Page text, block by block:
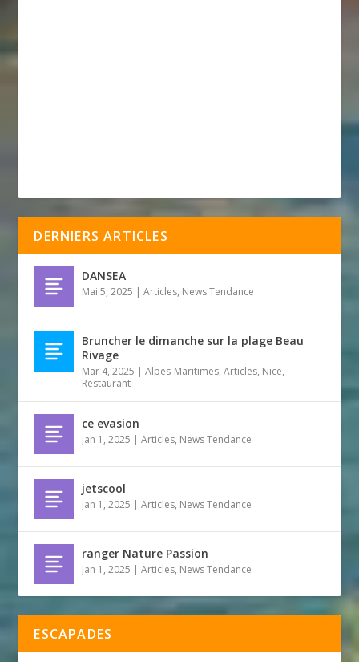
DERNIERS ARTICLES
DANSEA
Mai 5, 2025 |Articles, News Tendance
Bruncher le dimanche sur la plage Beau
Rivage
Mar 4, 2025 |Alpes-Maritimes,Articles, Nice,
Restaurant
ce evasion
Jan 1, 2025 |Articles, News Tendance
jetscool
Jan 1, 2025 |Articles, News Tendance
ranger Nature Passion
Jan 1, 2025 |Articles, News Tendance
ESCAPADES